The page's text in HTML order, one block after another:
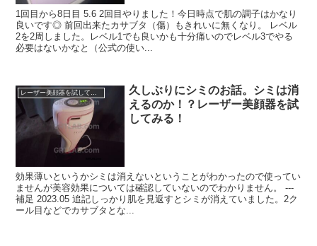
1回目から8日目 5.6 2回目やりました！今日時点で肌の調子はかなり
良いです◎ 前回出来たカサブタ（傷）もきれいに無くなり。 レベル
2を2周しました。レベル1でも良いかも十分痛いのでレベル3でやる
必要はないかなと（公式の使い...
久しぶりにシミのお話。シミは消
えるのか！？レーザー美顔器を試
してみる！
効果薄いというかシミは消えないということがわかったので使ってい
ませんが美容効果については確認していないのでわかりません。 ---
補足 2023.05 追記しっかり肌を見返すとシミが消えていました。2ク
ール目などでカサブタとな...